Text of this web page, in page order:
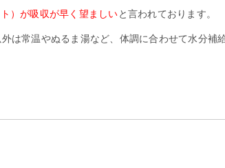
）が吸収が早く望ましいと言われております。
は常温やぬるま湯など、体調に合わせて水分補